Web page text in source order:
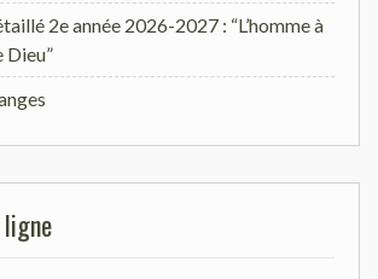
2e année 2026-2027 : “L’homme à
Dieu”
ligne